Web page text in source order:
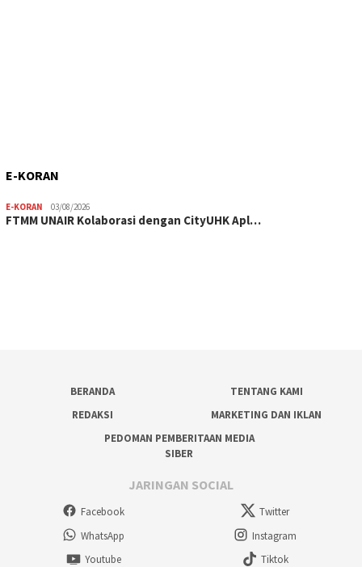
E-KORAN
E-KORAN 03/08/2026
FTMM UNAIR Kolaborasi dengan CityUHK Apl…
BERANDA
TENTANG KAMI
REDAKSI
MARKETING DAN IKLAN
PEDOMAN PEMBERITAAN MEDIA
SIBER
JARINGAN SOCIAL
Facebook
Twitter
WhatsApp
Instagram
Youtube
Tiktok